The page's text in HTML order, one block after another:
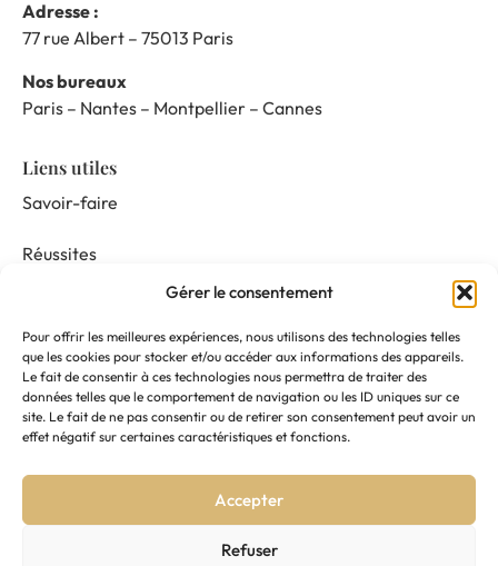
Gérer le consentement
Pour offrir les meilleures expériences, nous utilisons des technologies telles
que les cookies pour stocker et/ou accéder aux informations des appareils.
Le fait de consentir à ces technologies nous permettra de traiter des
données telles que le comportement de navigation ou les ID uniques sur ce
site. Le fait de ne pas consentir ou de retirer son consentement peut avoir un
effet négatif sur certaines caractéristiques et fonctions.
Accepter
Refuser
Adresse :
77 rue Albert – 75013 Paris
Nos bureaux
Paris – Nantes – Montpellier – Cannes
Liens utiles
Savoir-faire
Réussites
Mentor & Connect
Actualités
Contactez-nous